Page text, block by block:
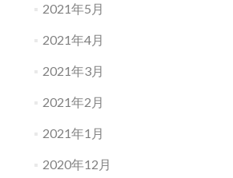
2021年5月
2021年4月
2021年3月
2021年2月
2021年1月
2020年12月